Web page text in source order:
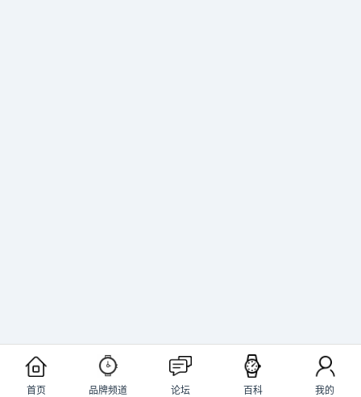
首页 品牌频道 论坛 百科 我的